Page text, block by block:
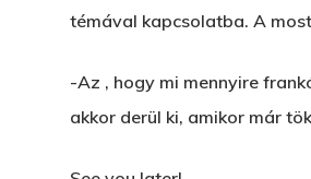
témával kapcsolatba. A
-Az , hogy mi mennyire
akkor derül ki, amikor már